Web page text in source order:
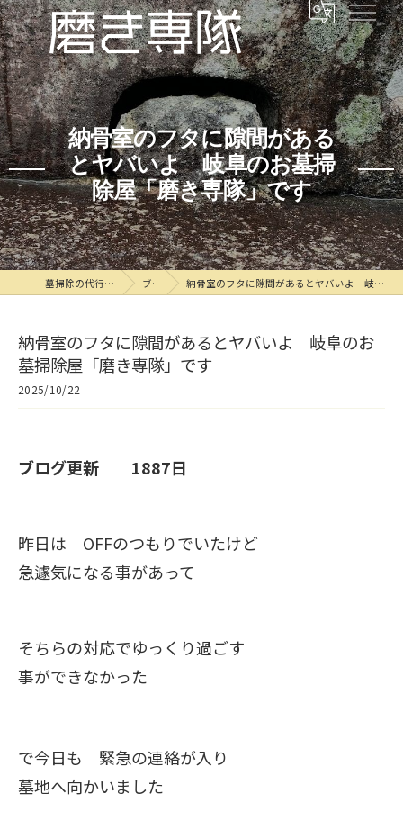
納骨室のフタに隙間がある
とヤバいよ 岐阜のお墓掃
除屋「磨き専隊」です
墓掃除の代行なら磨き専隊 ブログ 納骨室のフタに隙間があるとヤバいよ 岐阜のお墓掃除屋「磨き専隊」です
納骨室のフタに隙間があるとヤバいよ 岐阜のお
墓掃除屋「磨き専隊」です
2025/10/22
ブログ更新 1887日
昨日は OFFのつもりでいたけど
急遽気になる事があって
そちらの対応でゆっくり過ごす
事ができなかった
で今日も 緊急の連絡が入り
墓地へ向かいました